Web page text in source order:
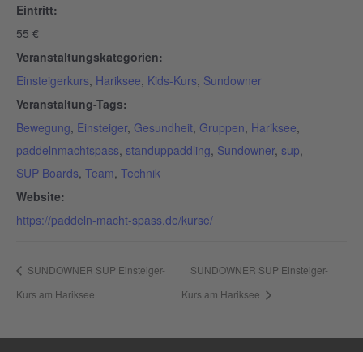
Eintritt:
55 €
Veranstaltungskategorien:
Einsteigerkurs, Hariksee, Kids-Kurs, Sundowner
Veranstaltung-Tags:
Bewegung, Einsteiger, Gesundheit, Gruppen, Hariksee,
paddelnmachtspass, standuppaddling, Sundowner, sup,
SUP Boards, Team, Technik
Website:
https://paddeln-macht-spass.de/kurse/
SUNDOWNER SUP Einsteiger-
Kurs am Hariksee
SUNDOWNER SUP Einsteiger-
Kurs am Hariksee